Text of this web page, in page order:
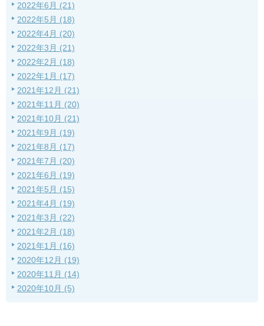
2022年6月 (21)
2022年5月 (18)
2022年4月 (20)
2022年3月 (21)
2022年2月 (18)
2022年1月 (17)
2021年12月 (21)
2021年11月 (20)
2021年10月 (21)
2021年9月 (19)
2021年8月 (17)
2021年7月 (20)
2021年6月 (19)
2021年5月 (15)
2021年4月 (19)
2021年3月 (22)
2021年2月 (18)
2021年1月 (16)
2020年12月 (19)
2020年11月 (14)
2020年10月 (5)